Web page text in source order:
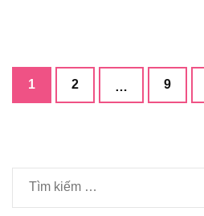
Phân
trang
Trang
1 Trang
2 … Trang
9
Tìm
kiếm